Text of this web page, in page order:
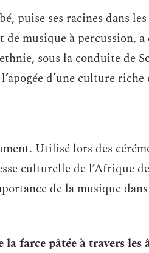
puise ses racines dans
musique à percussion, a
sous la conduite de
d’une culture riche
Utilisé lors des
culturelle de l’Afrique
de la musique
farce pâtée à travers les